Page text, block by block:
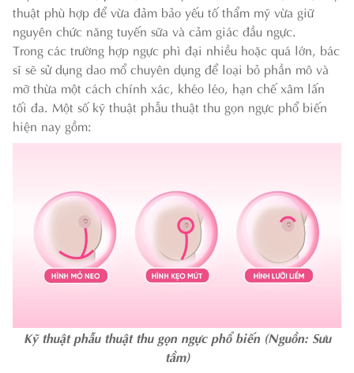
thuật phù hợp để vừa đảm bảo yếu tố thẩm mỹ vừa giữ
nguyên chức năng tuyến sữa và cảm giác đầu ngực.
Trong các trường hợp ngực phì đại nhiều hoặc quá lớn, bác
sĩ sẽ sử dụng dao mổ chuyên dụng để loại bỏ phần mô và
mỡ thừa một cách chính xác, khéo léo, hạn chế xâm lấn
tối đa. Một số kỹ thuật phẫu thuật thu gọn ngực phổ biến
hiện nay gồm:
Kỹ thuật phẫu thuật thu gọn ngực phổ biến (Nguồn: Sưu
tầm)